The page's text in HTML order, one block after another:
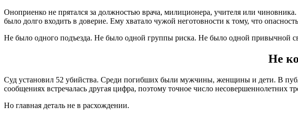
Оноприенко не прятался за должностью врача, милиционера, учителя или
было долго входить в доверие. Ему хватало чужой неготовности к тому, что
Не было одного подъезда. Не было одной группы риска. Не было одной привычной
Не
Суд установил 52 убийства. Среди погибших были мужчины, женщины и дети. В
сообщениях встречалась другая цифра, поэтому точное число несовершеннолетних
Но главная деталь не в расхождении.